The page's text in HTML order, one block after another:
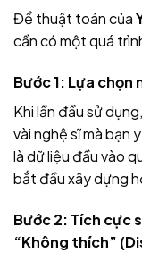
Để thuật toán của
cần có một quá
Bước 1: Lựa chọn
Khi lần đầu sử
vài nghệ sĩ mà
là dữ liệu đầu vào
bắt đầu xây dựng
Bước 2: Tích cực
“Không thích”